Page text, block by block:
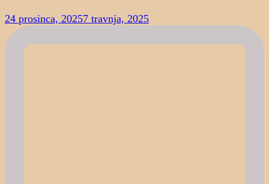
24 prosinca, 20257 travnja, 2025